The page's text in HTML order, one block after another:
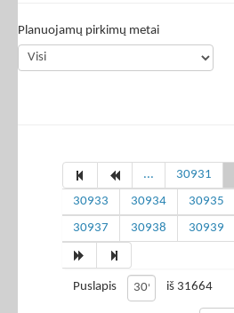
Planuojamų pirkimų metai
... 30931
30933
30934 30935
30937
30938 30939
Puslapis iš 31664